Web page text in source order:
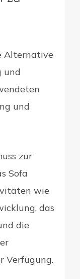
Alternative
und
und
zur
Sofa
wie
das
die
Verfügung.